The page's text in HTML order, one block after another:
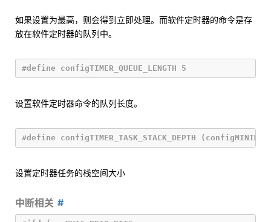
如果设置为最高，则会得到立即处理。而软件定时器的命令是存
放在软件定时器的队列中。
设置软件定时器命令的队列长度。
设置定时器任务的栈空间大小
中断相关